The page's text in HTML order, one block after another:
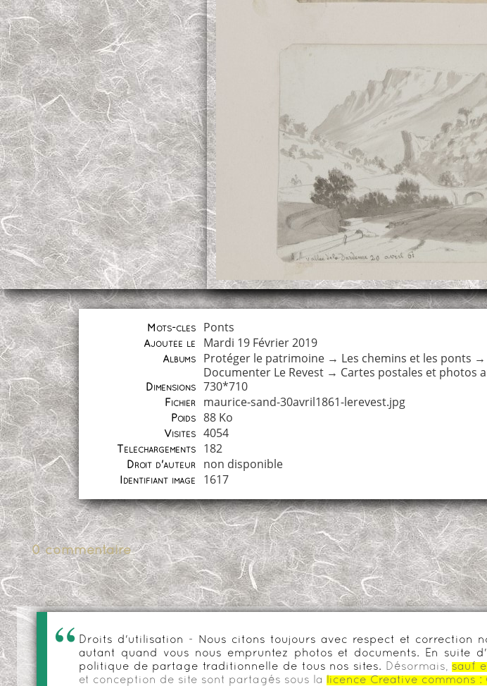
Mots-clés Ponts
Ajoutée le Mardi 19 Février 2019
Albums Protéger le patrimoine → Les chemins et les ponts →
Documenter Le Revest → Cartes postales et photos
Dimensions 730*710
Fichier maurice-sand-30avril1861-lerevest.jpg
Poids 88 Ko
Visites 4054
Téléchargements 182
Droit d'auteur non disponible
Identifiant image 1617
0 commentaire
Droits d'utilisation - Nous citons toujours avec respect et correction
autant quand vous nous empruntez photos et documents. En suite
politique de partage traditionnelle de tous nos sites.
Désormais, sauf
et conception de site sont partagés sous la
licence Creative commons :